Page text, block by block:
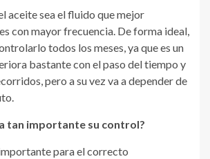
aceite sea el fluido que mejor
con mayor frecuencia. De forma ideal,
todos los meses, ya que es un
bastante con el paso del tiempo y
pero a su vez va a depender de
tan importante su control?
para el correcto